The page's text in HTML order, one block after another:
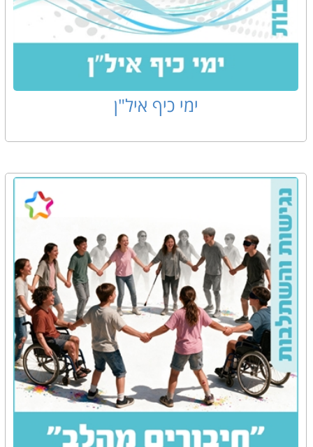
ימי כיף איל"ן